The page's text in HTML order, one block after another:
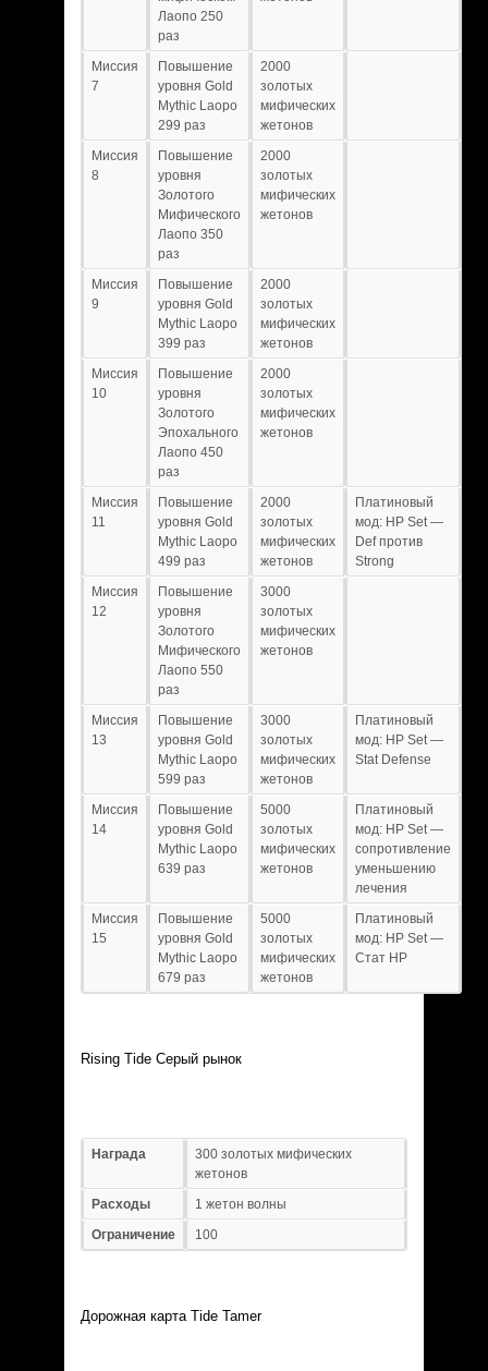
Лаопо 250
раз
Миссия
7
Повышение
уровня Gold
Mythic Laopo
299 раз
2000
золотых
мифических
жетонов
Миссия
8
Повышение
уровня
Золотого
Мифического
Лаопо 350
раз
2000
золотых
мифических
жетонов
Миссия
9
Повышение
уровня Gold
Mythic Laopo
399 раз
2000
золотых
мифических
жетонов
Миссия
10
Повышение
уровня
Золотого
Эпохального
Лаопо 450
раз
2000
золотых
мифических
жетонов
Миссия
11
Повышение
уровня Gold
Mythic Laopo
499 раз
2000
золотых
мифических
жетонов
Платиновый
мод: HP Set —
Def против
Strong
Миссия
12
Повышение
уровня
Золотого
Мифического
Лаопо 550
раз
3000
золотых
мифических
жетонов
Миссия
13
Повышение
уровня Gold
Mythic Laopo
599 раз
3000
золотых
мифических
жетонов
Платиновый
мод: HP Set —
Stat Defense
Миссия
14
Повышение
уровня Gold
Mythic Laopo
639 раз
5000
золотых
мифических
жетонов
Платиновый
мод: HP Set —
сопротивление
уменьшению
лечения
Миссия
15
Повышение
уровня Gold
Mythic Laopo
679 раз
5000
золотых
мифических
жетонов
Платиновый
мод: HP Set —
Стат HP
Rising Tide Серый рынок
Награда
300 золотых мифических
жетонов
Расходы
1 жетон волны
Ограничение
100
Дорожная карта Tide Tamer